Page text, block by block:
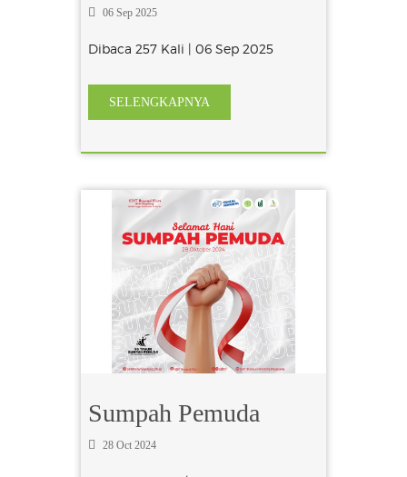
06 Sep 2025
Dibaca 257 Kali | 06 Sep 2025
SELENGKAPNYA
Sumpah Pemuda
28 Oct 2024